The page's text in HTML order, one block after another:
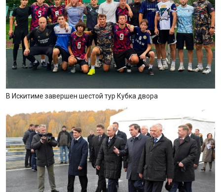
В Искитиме завершен шестой тур Кубка двора